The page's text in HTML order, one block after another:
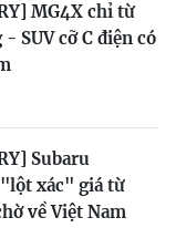
MG4X chỉ từ
SUV cỡ C điện có
Subaru
xác" giá từ
về Việt Nam